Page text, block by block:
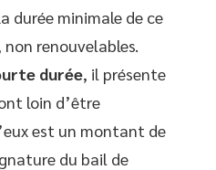
durée minimale de ce
renouvelables.
durée, il présente
loin d’être
est un montant de
du bail de